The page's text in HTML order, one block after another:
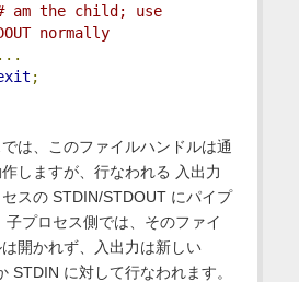
am the child; use
normally
...
;
は、このファイルハンドルは通
しますが、行なわれる 入出力
スの STDIN/STDOUT にパイプ
子プロセス側では、そのファイ
開かれず、入出力は新しい
STDIN に対して行なわれます。